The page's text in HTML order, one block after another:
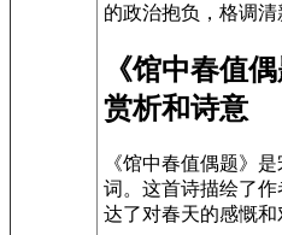
的政治抱负，格调清
《馆中春值
赏析和诗意
《馆中春值偶题》
词。这首诗描绘了
达了对春天的感慨和